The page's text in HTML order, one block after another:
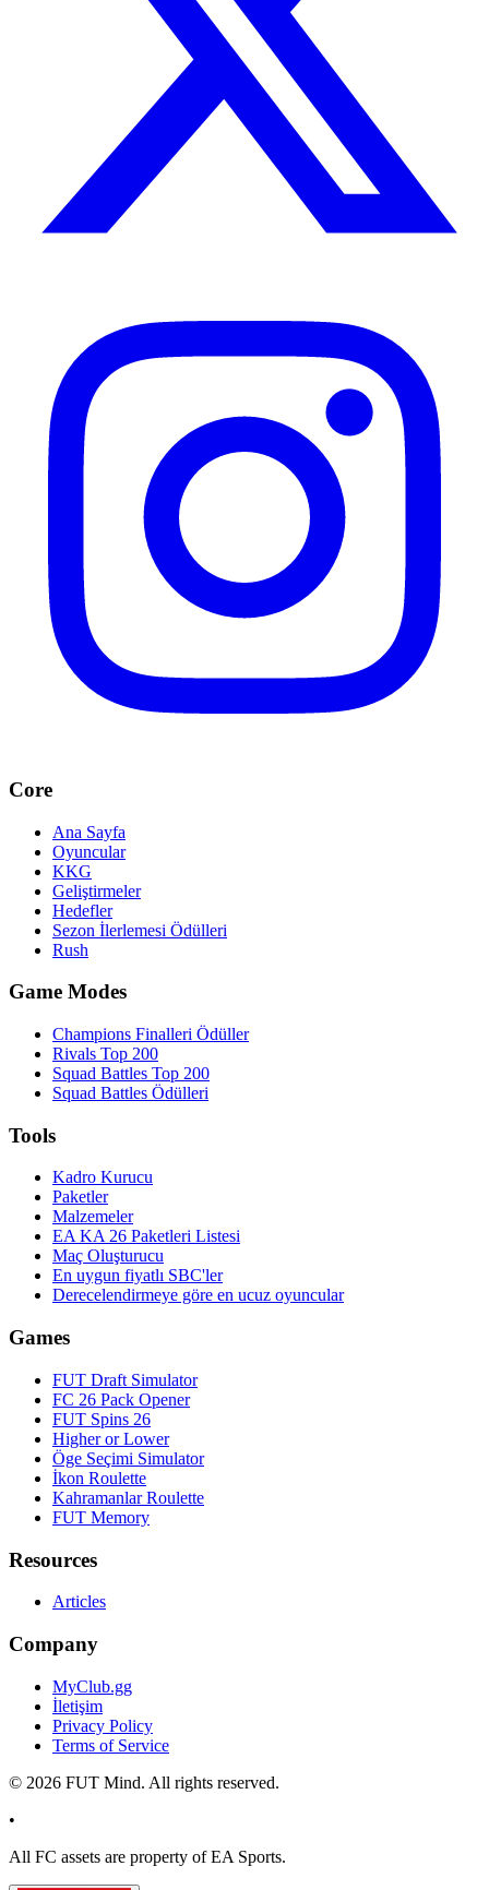
Core
Ana Sayfa
Oyuncular
KKG
Geliştirmeler
Hedefler
Sezon İlerlemesi Ödülleri
Rush
Game Modes
Champions Finalleri Ödüller
Rivals Top 200
Squad Battles Top 200
Squad Battles Ödülleri
Tools
Kadro Kurucu
Paketler
Malzemeler
EA KA 26 Paketleri Listesi
Maç Oluşturucu
En uygun fiyatlı SBC'ler
Derecelendirmeye göre en ucuz oyuncular
Games
FUT Draft Simulator
FC 26 Pack Opener
FUT Spins 26
Higher or Lower
Öge Seçimi Simulator
İkon Roulette
Kahramanlar Roulette
FUT Memory
Resources
Articles
Company
MyClub.gg
İletişim
Privacy Policy
Terms of Service
© 2026 FUT Mind. All rights reserved.
•
All FC assets are property of EA Sports.